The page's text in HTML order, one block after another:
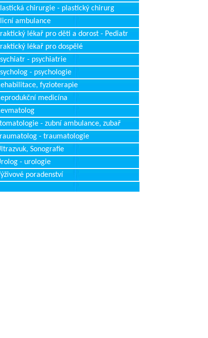
chirurgie - plastický chirurg
ambulance
lékař pro děti a dorost - Pediatr
lékař pro dospělé
- psychiatrie
- psychologie
fyzioterapie
medicína
- zubní ambulance, zubař
- traumatologie
Sonografie
- urologie
poradenství